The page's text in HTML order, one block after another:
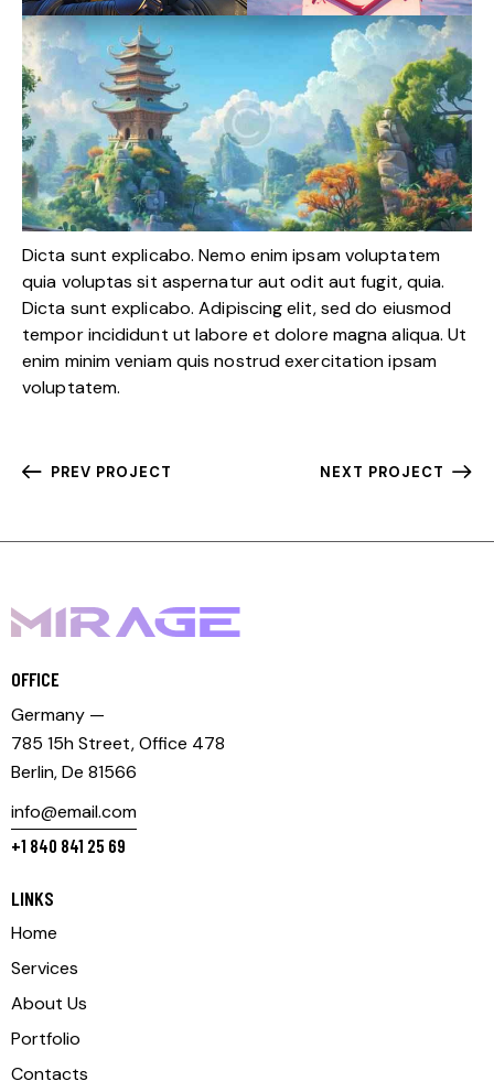
Dicta sunt explicabo. Nemo enim ipsam voluptatem
quia voluptas sit aspernatur aut odit aut fugit, quia.
Dicta sunt explicabo. Adipiscing elit, sed do eiusmod
tempor incididunt ut labore et dolore magna aliqua. Ut
enim minim veniam quis nostrud exercitation ipsam
voluptatem.
PREV PROJECT NEXT PROJECT
OFFICE
Germany —
785 15h Street, Office 478
Berlin, De 81566
info@email.com
+1 840 841 25 69
LINKS
Home
Services
About Us
Portfolio
Contacts